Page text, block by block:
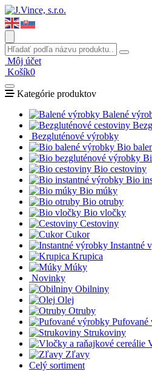
Môj účet
Košík0
Kategórie produktov
Balené
Bezgluténové výrobky
Bio
Bio cestoviny
Bio
Bio múky
Bio otruby
Bio vločky
Cestoviny
Cukor
Instantné
Krupica
Múky
Novinky
Obilniny
Olej
Otruby
Pufované
Strukoviny
Zľavy
Celý sortiment